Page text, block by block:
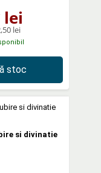
lei
lei
stoc
si divinatie